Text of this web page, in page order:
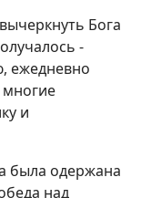
Бога
-
ежедневно
многие
и
была одержана
над